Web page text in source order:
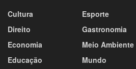
Cultura
Direito
Economia
Educação
Esporte
Gastronomia
Meio Ambiente
Mundo